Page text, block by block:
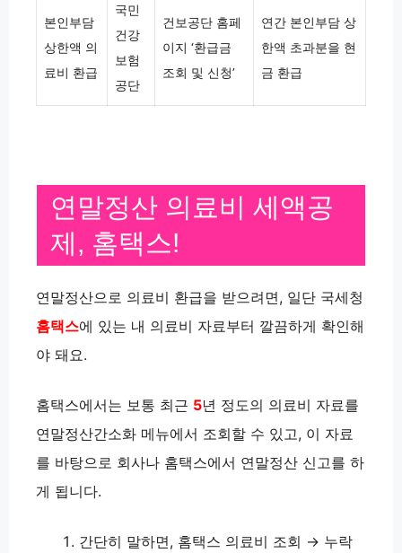
본인부담
상한액 의
료비 환급
국민
건강
보험
공단
건보공단 홈페
이지 ‘환급금
조회 및 신청’
연간 본인부담 상
한액 초과분을 현
금 환급
연말정산 의료비 세액공
제, 홈택스!
연말정산으로 의료비 환급을 받으려면, 일단 국세청
홈택스에 있는 내 의료비 자료부터 깔끔하게 확인해
야 돼요.
홈택스에서는 보통 최근 5년 정도의 의료비 자료를
연말정산간소화 메뉴에서 조회할 수 있고, 이 자료
를 바탕으로 회사나 홈택스에서 연말정산 신고를 하
게 됩니다.
간단히 말하면, 홈택스 의료비 조회 → 누락